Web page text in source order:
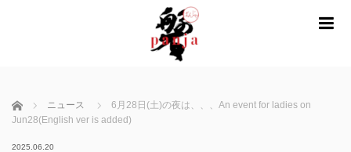
ホーム ニュース
6月28日(土)の夜は、、、An event for ladies on
Jun28(English ver is added)
2025.06.20